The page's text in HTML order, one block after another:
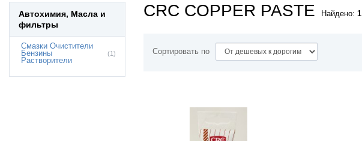
Автохимия, Масла и
фильтры
Смазки Очистители
Бензины
Растворители
(1)
CRC COPPER PASTE Найдено: 1
Сортировать по